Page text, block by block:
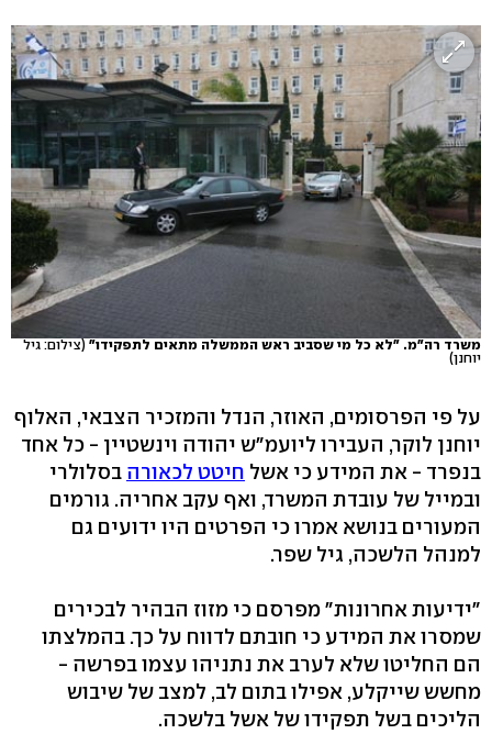
משרד רה"מ. "לא כל מי שסביב ראש הממשלה מתאים לתפקידו" (צילום: גיל
יוחנן)
על פי הפרסומים, האוזר, הנדל והמזכיר הצבאי, האלוף
יוחנן לוקר, העבירו ליועמ"ש יהודה וינשטיין - כל אחד
בנפרד - את המידע כי אשל חיטט לכאורה בסלולרי
ובמייל של עובדת המשרד, ואף עקב אחריה. גורמים
המעורים בנושא אמרו כי הפרטים היו ידועים גם
למנהל הלשכה, גיל שפר.
"ידיעות אחרונות" מפרסם כי מזוז הבהיר לבכירים
שמסרו את המידע כי חובתם לדווח על כך. בהמלצתו
הם החליטו שלא לערב את נתניהו עצמו בפרשה -
מחשש שייקלע, אפילו בתום לב, למצב של שיבוש
הליכים בשל תפקידו של אשל בלשכה.